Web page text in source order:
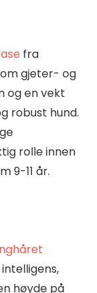
fra
gjeter- og
og en vekt
robust hund.
rolle innen
9-11 år.
høyde på